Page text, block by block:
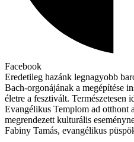
Facebook
Eredetileg hazánk legnagyobb
Bach-orgonájának a megépítése
életre a fesztivált. Természetesen
Evangélikus Templom ad otthont
megrendezett kulturális
Fabiny Tamás, evangélikus